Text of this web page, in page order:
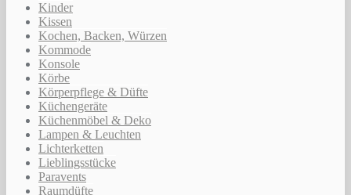
Kinder
Kissen
Kochen, Backen, Würzen
Kommode
Konsole
Körbe
Körperpflege & Düfte
Küchengeräte
Küchenmöbel & Deko
Lampen & Leuchten
Lichterketten
Lieblingsstücke
Paravents
Raumdüfte